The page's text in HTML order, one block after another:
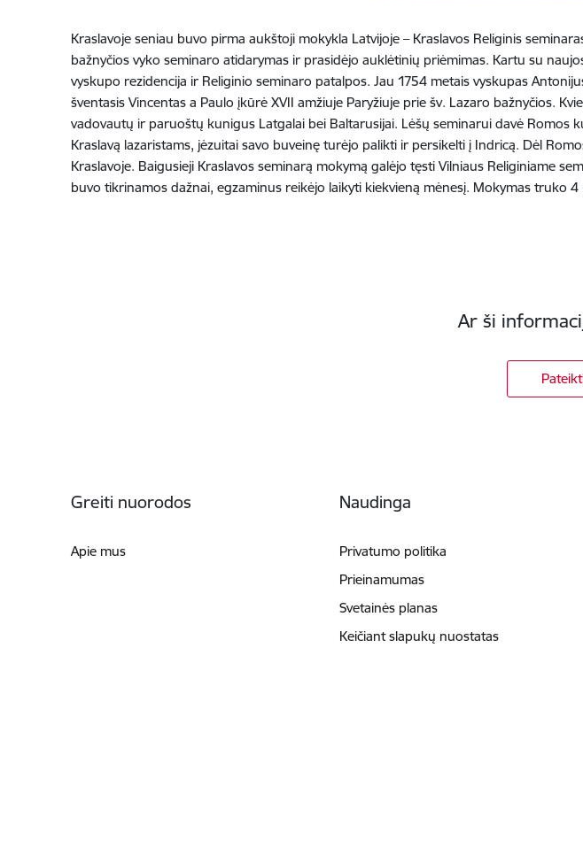
Kraslavoje seniau buvo pirma aukštoji mokykla Latvijoje – Kraslavos Religinis
bažnyčios vyko seminaro atidarymas ir prasidėjo auklėtinių priėmimas. Kartu su
vyskupo rezidencija ir Religinio seminaro patalpos. Jau 1754 metais vyskupas
šventasis Vincentas a Paulo įkūrė XVII amžiuje Paryžiuje prie šv. Lazaro bažnyčios.
vadovautų ir paruoštų kunigus Latgalai bei Baltarusijai. Lėšų seminarui davė Romos
Kraslavą lazaristams, jėzuitai savo buveinę turėjo palikti ir persikelti į Indricą. Dėl
Kraslavoje. Baigusieji Kraslavos seminarą mokymą galėjo tęsti Vilniaus Religiniame
buvo tikrinamos dažnai, egzaminus reikėjo laikyti kiekvieną mėnesį. Mokymas truko 4
Ar ši
Greiti nuorodos
Apie mus
Naudinga
Privatumo politika
Prieinamumas
Svetainės planas
Keičiant slapukų nuostatas